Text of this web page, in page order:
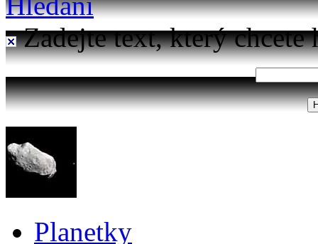
Zadejte text, který chcete
Planetky